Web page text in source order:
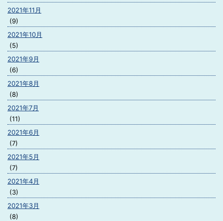
2021年11月
(9)
2021年10月
(5)
2021年9月
(6)
2021年8月
(8)
2021年7月
(11)
2021年6月
(7)
2021年5月
(7)
2021年4月
(3)
2021年3月
(8)